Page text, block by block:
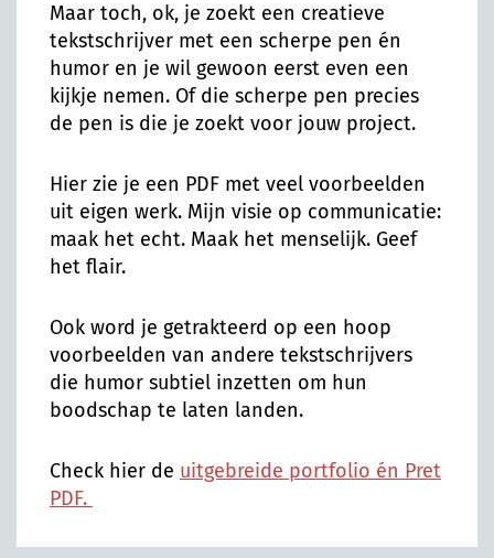
Maar toch, ok, je zoekt een creatieve
tekstschrijver met een scherpe pen én
humor en je wil gewoon eerst even een
kijkje nemen. Of die scherpe pen precies
de pen is die je zoekt voor jouw project.
Hier zie je een PDF met veel voorbeelden
uit eigen werk. Mijn visie op communicatie:
maak het echt. Maak het menselijk. Geef
het flair.
Ook word je getrakteerd op een hoop
voorbeelden van andere tekstschrijvers
die humor subtiel inzetten om hun
boodschap te laten landen.
Check hier de uitgebreide portfolio én Pret
PDF.